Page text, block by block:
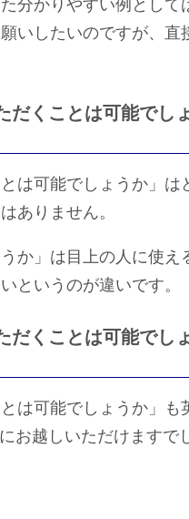
分かりやすい例として
いしたいのですが、直
だくことは可能でし
は可能でしょうか」は
ありません。
か」は目上の人に使え
というのが違いです。
だくことは可能でし
は可能でしょうか」も
お越しいただけますで